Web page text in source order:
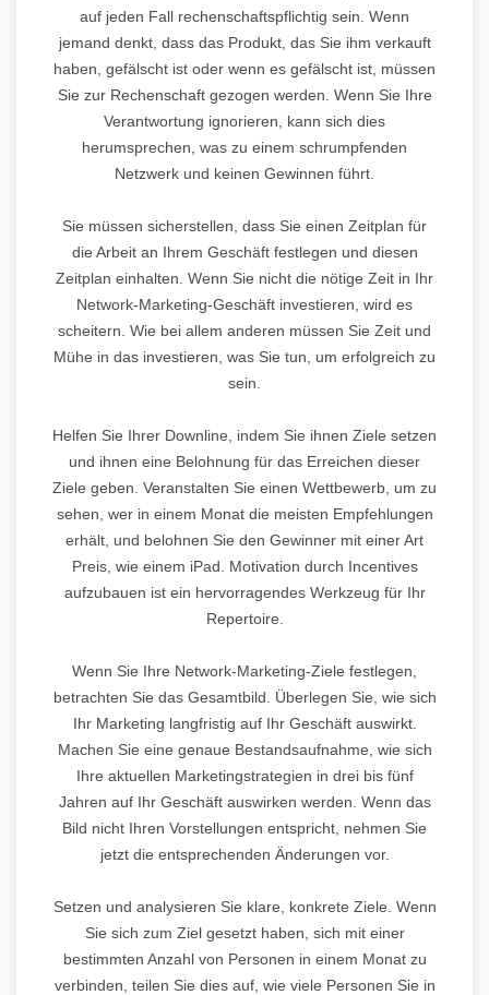
auf jeden Fall rechenschaftspflichtig sein. Wenn
jemand denkt, dass das Produkt, das Sie ihm verkauft
haben, gefälscht ist oder wenn es gefälscht ist, müssen
Sie zur Rechenschaft gezogen werden. Wenn Sie Ihre
Verantwortung ignorieren, kann sich dies
herumsprechen, was zu einem schrumpfenden
Netzwerk und keinen Gewinnen führt.
Sie müssen sicherstellen, dass Sie einen Zeitplan für
die Arbeit an Ihrem Geschäft festlegen und diesen
Zeitplan einhalten. Wenn Sie nicht die nötige Zeit in Ihr
Network-Marketing-Geschäft investieren, wird es
scheitern. Wie bei allem anderen müssen Sie Zeit und
Mühe in das investieren, was Sie tun, um erfolgreich zu
sein.
Helfen Sie Ihrer Downline, indem Sie ihnen Ziele setzen
und ihnen eine Belohnung für das Erreichen dieser
Ziele geben. Veranstalten Sie einen Wettbewerb, um zu
sehen, wer in einem Monat die meisten Empfehlungen
erhält, und belohnen Sie den Gewinner mit einer Art
Preis, wie einem iPad. Motivation durch Incentives
aufzubauen ist ein hervorragendes Werkzeug für Ihr
Repertoire.
Wenn Sie Ihre Network-Marketing-Ziele festlegen,
betrachten Sie das Gesamtbild. Überlegen Sie, wie sich
Ihr Marketing langfristig auf Ihr Geschäft auswirkt.
Machen Sie eine genaue Bestandsaufnahme, wie sich
Ihre aktuellen Marketingstrategien in drei bis fünf
Jahren auf Ihr Geschäft auswirken werden. Wenn das
Bild nicht Ihren Vorstellungen entspricht, nehmen Sie
jetzt die entsprechenden Änderungen vor.
Setzen und analysieren Sie klare, konkrete Ziele. Wenn
Sie sich zum Ziel gesetzt haben, sich mit einer
bestimmten Anzahl von Personen in einem Monat zu
verbinden, teilen Sie dies auf, wie viele Personen Sie in